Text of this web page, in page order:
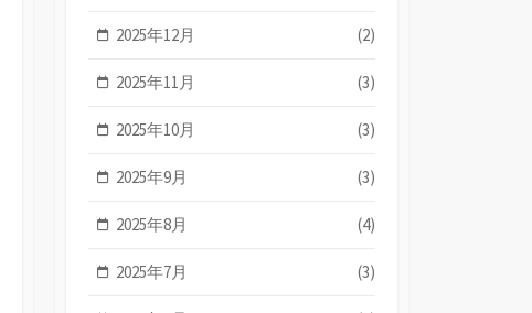
2025年12月 (2)
2025年11月 (3)
2025年10月 (3)
2025年9月 (3)
2025年8月 (4)
2025年7月 (3)